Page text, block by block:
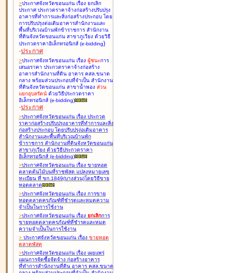
>ประกาศจังหวัดขอนแก่น เรื่อง ยกเลิก
ประกาศ ประกวดราคาจ้างก่อสร้างปรับปรุง
อาคารที่ทำการและสิ่งก่อสร้างประกอบ โดย
การปรับปรุงต่อเติมอาคารสำนักงานและ
พื้นที่บริเวณบ้านพักข้าราชการ สำนักงาน
ที่ดินจังหวัดขอนแก่น สาขาภูเวียง ด้วยวิธี
ประกวดราคาอิเล็กทรอนิกส์ (e-bidding)
-ประกาศ
>ประกาศจังหวัดขอนแก่น เรื่อง ผู้ชนะการ
เสนอราคา ประกวดราคาจ้างก่อสร้าง
อาคารสำนักงานที่ดิน อาคาร คสล.ขนาด
กลาง พร้อมส่วนประกอบที่จำเป็น สำนักงาน
ที่ดินจังหวัดขอนแก่น สาขาน้ำพอง ส่วน
แยกอุบลรัตน์ ด้วยวิธีประกวดราคา
อิเล็กทรอนิกส์ (e-bidding)
-ประกาศ
>ประกาศจังหวัดขอนแก่น เรื่อง ประกวด
ราคาก่อสร้างปรับปรุงอาคารที่ทำการและสิ่ง
ก่อสร้างประกอบ โดยปรับปรุง่อเติมอาคาร
สำนักงานและพื้นที่บริเวณบ้านพัก
ข้าราชการ สำนักงานที่ดินจังหวัดขอนแก่น
สาขาภูเวียง ด้วยวิธีประกวดราคา
อิเล็กทรอนิกส์ (e-bidding)
>ประกาศจังหวัดขอนแก่น เรื่อง ขายทอด
ตลาดต้นไม้บนที่ราชพัสดุ แปลงหมายเลข
ทะเบียน ที่ ขก.1849(บางส่วน)โดยวิธีขาย
ทอดตลาด
>ประกาศจังหวัดขอนแก่น เรื่อง การขาย
ทอดตลาดครุภัณฑ์ที่ชำรุดและหมดความ
จำเป็นในการใช้งาน
>ประกาศจังหวัดขอนแก่น เรื่อง ยกเลิกการ
ขายทอดตลาดครุภัณฑ์ที่ชำรุดและหมด
ความจำเป็นในการใช้งาน
> ประกาศจังหวัดขอนแก่น เรื่อง ขายทอด
ตลาดพัสดุ
>ประกาศจังหวัดขอนแก่น เรื่อง เผยแพร่
แผนการจัดซื้อจัดจ้าง ก่อสร้างอาคาร
ที่ทำการสำนักงานที่ดิน อาคาร คสล.ขนาด